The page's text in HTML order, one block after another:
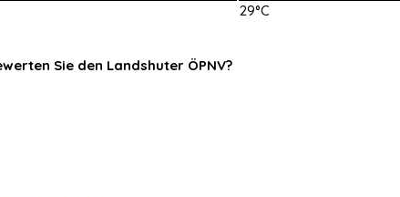
29°C
Sie den Landshuter ÖPNV?